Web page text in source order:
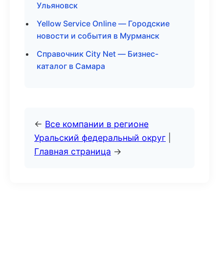
Ульяновск
Yellow Service Online — Городские
новости и события в Мурманск
Справочник City Net — Бизнес-
каталог в Самара
← Все компании в регионе
Уральский федеральный округ
Главная страница →